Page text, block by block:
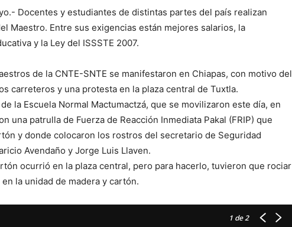
Docentes y estudiantes de distintas partes del país realizan
Maestro. Entre sus exigencias están mejores salarios, la
y la Ley del ISSSTE 2007.
de la CNTE-SNTE se manifestaron en Chiapas, con motivo del
carreteros y una protesta en la plaza central de Tuxtla.
la Escuela Normal Mactumactzá, que se movilizaron este día, en
una patrulla de Fuerza de Reacción Inmediata Pakal (FRIP) que
y donde colocaron los rostros del secretario de Seguridad
Avendaño y Jorge Luis Llaven.
ocurrió en la plaza central, pero para hacerlo, tuvieron que rociar
la unidad de madera y cartón.
1 de 2